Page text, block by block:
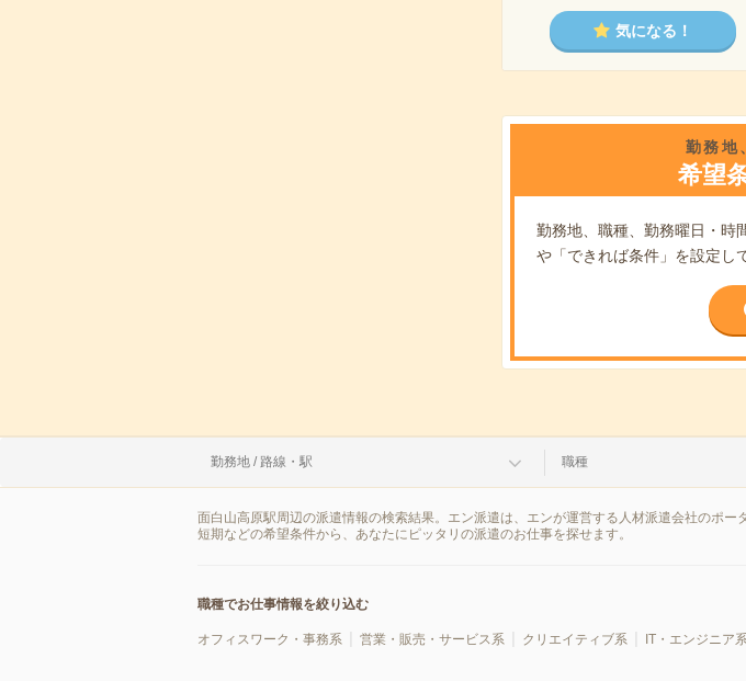
気になる！
勤務地
希望
勤務地、職種、勤務曜日・時
や「できれば条件」を設定し
勤務地 / 路線・駅 職種
面白山高原駅周辺の派遣情報の検索結果。エン派遣は、エンが運営する人材派遣会社のポ
短期などの希望条件から、あなたにピッタリの派遣のお仕事を探せます。
職種でお仕事情報を絞り込む
オフィスワーク・事務系 営業・販売・サービス系 クリエイティブ系 IT・エンジニア